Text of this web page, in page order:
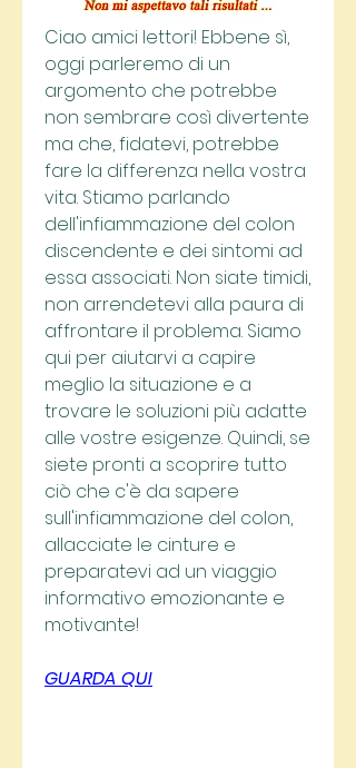
Ciao amici lettori! Ebbene sì,
oggi parleremo di un
argomento che potrebbe
non sembrare così divertente
ma che, fidatevi, potrebbe
fare la differenza nella vostra
vita. Stiamo parlando
dell'infiammazione del colon
discendente e dei sintomi ad
essa associati. Non siate timidi,
non arrendetevi alla paura di
affrontare il problema. Siamo
qui per aiutarvi a capire
meglio la situazione e a
trovare le soluzioni più adatte
alle vostre esigenze. Quindi, se
siete pronti a scoprire tutto
ciò che c'è da sapere
sull'infiammazione del colon,
allacciate le cinture e
preparatevi ad un viaggio
informativo emozionante e
motivante!
GUARDA QUI